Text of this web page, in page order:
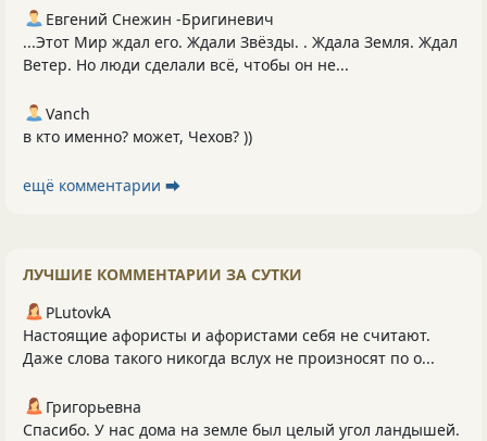
Евгений Снежин -Бригиневич
...Этот Мир ждал его. Ждали Звёзды. . Ждала Земля. Ждал
Ветер. Но люди сделали всё, чтобы он не...
Vanch
в кто именно? может, Чехов? ))
ещё комментарии ⮕
ЛУЧШИЕ КОММЕНТАРИИ ЗА СУТКИ
PLutоvkА
Настоящие афористы и афористами себя не считают.
Даже слова такого никогда вслух не произносят по о...
Григорьевна
Спасибо. У нас дома на земле был целый угол ландышей.